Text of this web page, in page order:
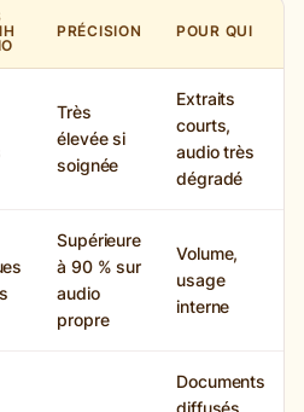
PRÉCISION POUR QUI
Très
élevée si
soignée
Extraits
courts,
audio très
dégradé
Supérieure
à 90 % sur
audio
propre
Volume,
usage
interne
Documents
diffusés,